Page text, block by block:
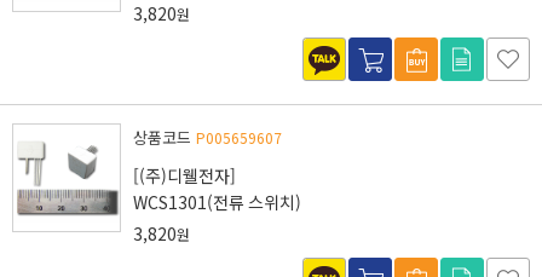
3,820원
상품코드 P005659607
[(주)디웰전자]
WCS1301(전류 스위치)
3,820원